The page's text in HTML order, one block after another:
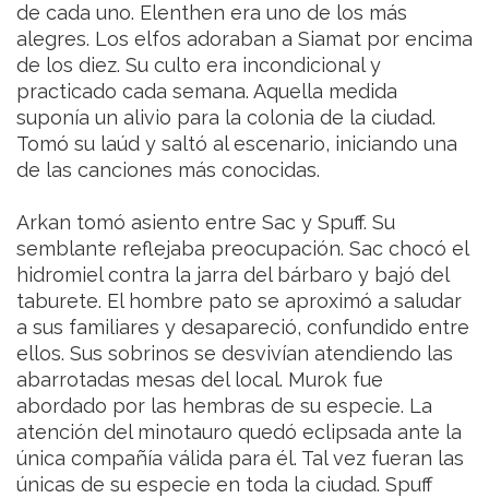
de cada uno. Elenthen era uno de los más
alegres. Los elfos adoraban a Siamat por encima
de los diez. Su culto era incondicional y
practicado cada semana. Aquella medida
suponía un alivio para la colonia de la ciudad.
Tomó su laúd y saltó al escenario, iniciando una
de las canciones más conocidas.
Arkan tomó asiento entre Sac y Spuff. Su
semblante reflejaba preocupación. Sac chocó el
hidromiel contra la jarra del bárbaro y bajó del
taburete. El hombre pato se aproximó a saludar
a sus familiares y desapareció, confundido entre
ellos. Sus sobrinos se desvivían atendiendo las
abarrotadas mesas del local. Murok fue
abordado por las hembras de su especie. La
atención del minotauro quedó eclipsada ante la
única compañía válida para él. Tal vez fueran las
únicas de su especie en toda la ciudad. Spuff